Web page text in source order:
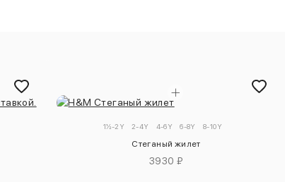
1½-2Y 2-4Y 4-6Y 6-8Y 8-10Y
Стеганый жилет
3930 ₽